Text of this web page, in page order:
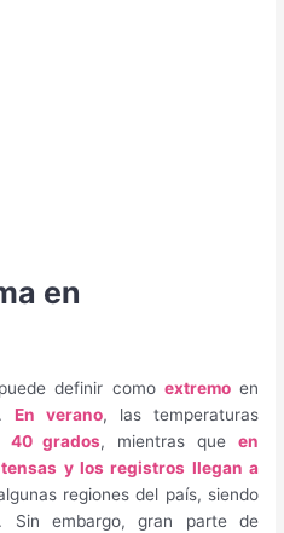
en
definir como extremoen
En verano, las temperaturas
40 grados, mientras que en
y los registros llegan a
regiones del país, siendo
. Sin embargo, gran parte de